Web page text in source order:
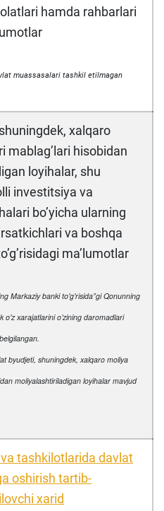
hamda rahbarlari
muassasalari tashkil etilmagan
xalqaro
mablagʼlari hisobidan
loyihalar, shu
investitsiya va
boʼyicha ularning
va boshqa
maʼlumotlar
Markaziy banki toʼgʼrisida”gi Qonunning
xarajatlarini oʼzining daromadlari
byudjeti, shuningdek, xalqaro moliya
moliyalashtiriladigan loyihalar mavjud
tashkilotlarida davlat
oshirish tartib-
xarid